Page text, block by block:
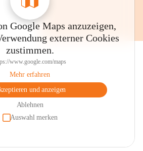
Google Maps anzuzeigen,
externer Cookies
zustimmen.
www.google.com/maps
Mehr erfahren
und anzeigen
Ablehnen
Auswahl merken